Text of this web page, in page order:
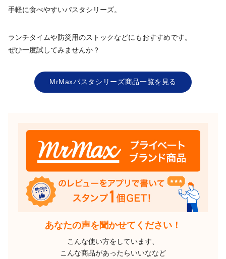
手軽に食べやすいパスタシリーズ。
ランチタイムや防災用のストックなどにもおすすめです。
ぜひ一度試してみませんか？
MrMaxパスタシリーズ商品一覧を見る
あなたの声を聞かせてください！
こんな使い方をしています、
こんな商品があったらいいななど